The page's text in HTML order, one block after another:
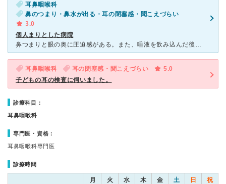
耳鼻咽喉科
鼻のつまり・鼻水が出る・耳の閉塞感・聞こえづらい
3.0
個人まりとした病院
鼻つまりと眼の奥に圧迫感がある。また、唾液を飲み込んだ後にポコっとした音がなるため、受診した。検査としては、副鼻腔などのレントゲン、聴力検査を行ってもらった。治療は鼻の掃除と耳の鼓膜のマッサージを行い
耳鼻咽喉科 耳の閉塞感・聞こえづらい
5.0
子どもの耳の検査に伺いました。
診療科目：
耳鼻咽喉科
専門医・資格：
耳鼻咽喉科専門医
診療時間
月 火 水 木 金 土 日 祝